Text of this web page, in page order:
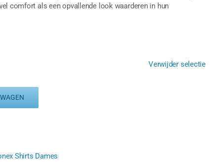
comfort als een opvallende look waarderen in hun
Verwijder selectie
Shirts Dames